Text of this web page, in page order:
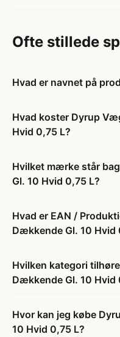
Ofte stillede
Hvad er navnet på
Hvad koster Dyrup
Hvid 0,75 L?
Hvilket mærke står
Gl. 10 Hvid 0,75 L?
Hvad er EAN /
Dækkende Gl. 10 Hvid
Hvilken kategori
Dækkende Gl. 10 Hvid
Hvor kan jeg købe
10 Hvid 0,75 L?